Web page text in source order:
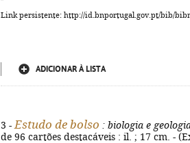
Link persistente: http://id.bnportugal.gov.pt/bib/
ADICIONAR À LISTA
3 - Estudo de bolso : biologia e
de 96 cartões destacáveis : il. ; 17 cm. -